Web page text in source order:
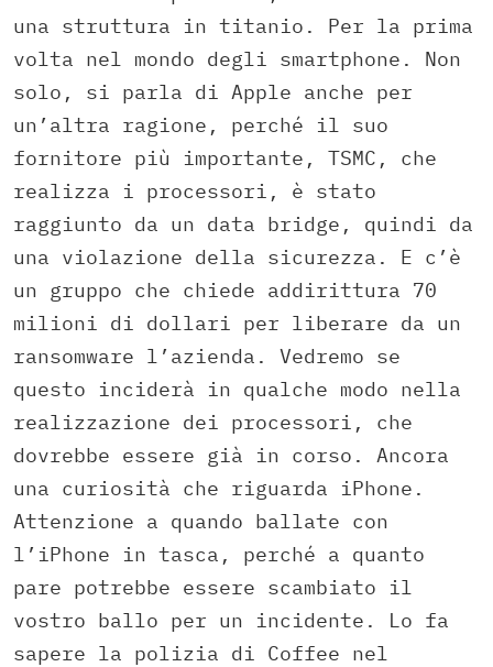
una struttura in titanio. Per la prima
volta nel mondo degli smartphone. Non
solo, si parla di Apple anche per
un’altra ragione, perché il suo
fornitore più importante, TSMC, che
realizza i processori, è stato
raggiunto da un data bridge, quindi da
una violazione della sicurezza. E c’è
un gruppo che chiede addirittura 70
milioni di dollari per liberare da un
ransomware l’azienda. Vedremo se
questo inciderà in qualche modo nella
realizzazione dei processori, che
dovrebbe essere già in corso. Ancora
una curiosità che riguarda iPhone.
Attenzione a quando ballate con
l’iPhone in tasca, perché a quanto
pare potrebbe essere scambiato il
vostro ballo per un incidente. Lo fa
sapere la polizia di Coffee nel